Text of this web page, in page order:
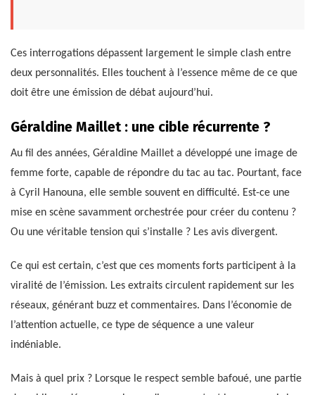
Ces interrogations dépassent largement le simple clash entre
deux personnalités. Elles touchent à l’essence même de ce que
doit être une émission de débat aujourd’hui.
Géraldine Maillet : une cible récurrente ?
Au fil des années, Géraldine Maillet a développé une image de
femme forte, capable de répondre du tac au tac. Pourtant, face
à Cyril Hanouna, elle semble souvent en difficulté. Est-ce une
mise en scène savamment orchestrée pour créer du contenu ?
Ou une véritable tension qui s’installe ? Les avis divergent.
Ce qui est certain, c’est que ces moments forts participent à la
viralité de l’émission. Les extraits circulent rapidement sur les
réseaux, générant buzz et commentaires. Dans l’économie de
l’attention actuelle, ce type de séquence a une valeur
indéniable.
Mais à quel prix ? Lorsque le respect semble bafoué, une partie